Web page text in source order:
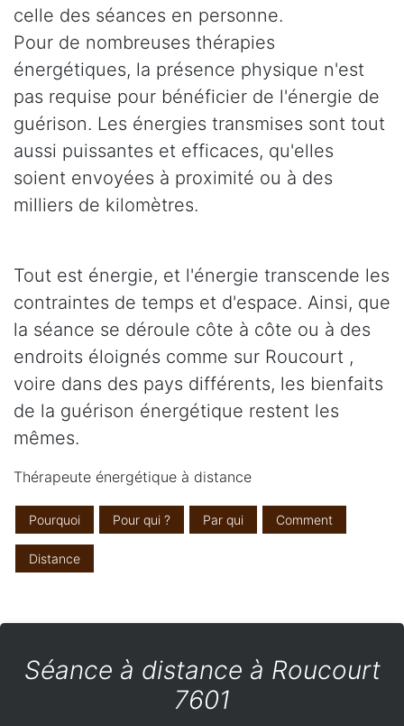
celle des séances en personne.
Pour de nombreuses thérapies
énergétiques, la présence physique n'est
pas requise pour bénéficier de l'énergie de
guérison. Les énergies transmises sont tout
aussi puissantes et efficaces, qu'elles
soient envoyées à proximité ou à des
milliers de kilomètres.
Tout est énergie, et l'énergie transcende les
contraintes de temps et d'espace. Ainsi, que
la séance se déroule côte à côte ou à des
endroits éloignés comme sur Roucourt ,
voire dans des pays différents, les bienfaits
de la guérison énergétique restent les
mêmes.
Thérapeute énergétique à distance
Pourquoi Pour qui ? Par qui Comment
Distance
Séance à distance à Roucourt
7601